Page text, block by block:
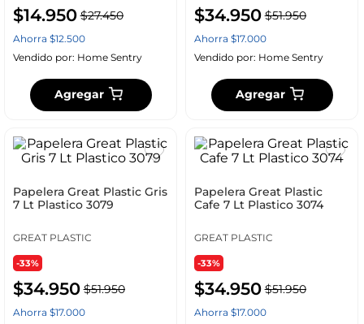
$14.950 $27.450
Ahorra $12.500
Vendido por: Home Sentry
Agregar
$34.950 $51.950
Ahorra $17.000
Vendido por: Home Sentry
Agregar
Papelera Great Plastic Gris
7 Lt Plastico 3079
GREAT PLASTIC
-33%
$34.950 $51.950
Ahorra $17.000
Papelera Great Plastic
Cafe 7 Lt Plastico 3074
GREAT PLASTIC
-33%
$34.950 $51.950
Ahorra $17.000